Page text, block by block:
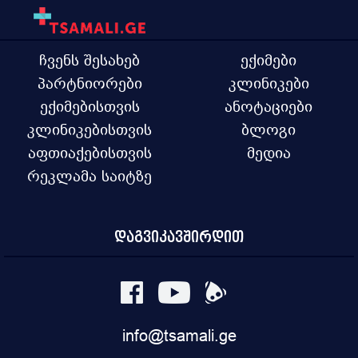
რადიოლოგია
რადიაციული ონკოლოგია
ქირურგიული პროქტოლოგია
სისხლძარღვთა ქირურგია
კლინიკური ონკოლოგია
ჰემატოლოგია
ჩვენს შესახებ
პარტნიორები
ექიმებისთვის
კლინიკებისთვის
აფთიაქებისთვის
რეკლამა საიტზე
ექიმები
კლინიკები
ანოტაციები
ბლოგი
მედია
დაგვიკავშირდით
info@tsamali.ge